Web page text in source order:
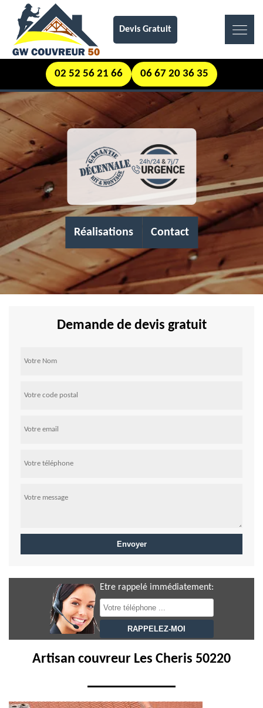
Devis Gratuit
02 52 56 21 66 06 67 20 36 35
Réalisations Contact
Demande de devis gratuit
Etre rappelé immédiatement:
Artisan couvreur Les Cheris 50220